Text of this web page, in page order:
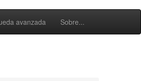
avanzada Sobre...